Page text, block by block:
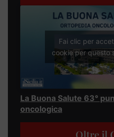
Fai clic per
cookie per questo
La Buona Salute 63°
oncologica
Oltre il